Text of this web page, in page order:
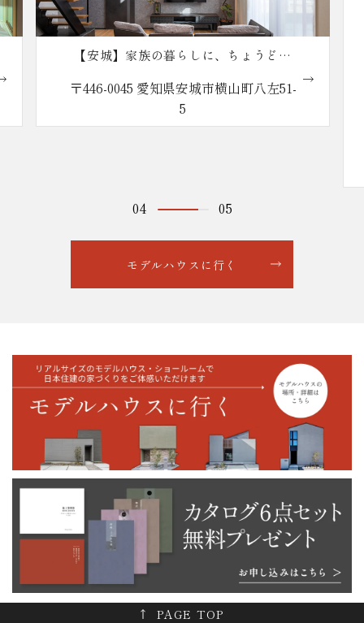
【安城】家族の暮らしに、ちょうどい
〒446-0045 愛知県安城市横山町八左51-
5
04 05
モデルハウスに行く
PAGE TOP